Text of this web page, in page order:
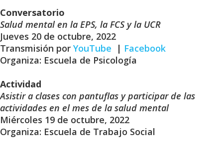
Conversatorio
Salud mental en la EPS, la FCS y la UCR
Jueves 20 de octubre, 2022
Transmisión por YouTube | Facebook
Organiza: Escuela de Psicología
Actividad
Asistir a clases con pantuflas y participar de las
actividades en el mes de la salud mental
Miércoles 19 de octubre, 2022
Organiza: Escuela de Trabajo Social